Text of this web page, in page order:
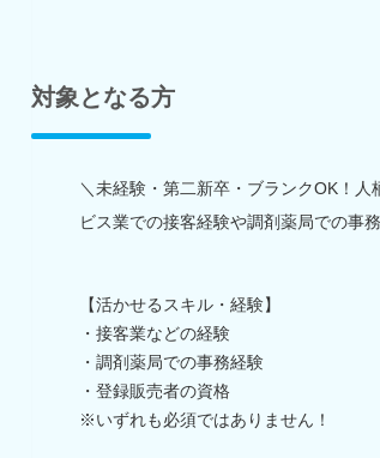
対象となる方
＼未経験・第二新卒・ブランクOK！
ビス業での接客経験や調剤薬局での事
【活かせるスキル・経験】
・接客業などの経験
・調剤薬局での事務経験
・登録販売者の資格
※いずれも必須ではありません！